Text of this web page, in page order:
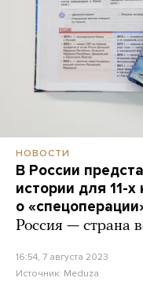
НОВОСТИ
В России
истории для 11-
о
Россия — страна
16:54, 7 августа 2023
Источник: Meduza